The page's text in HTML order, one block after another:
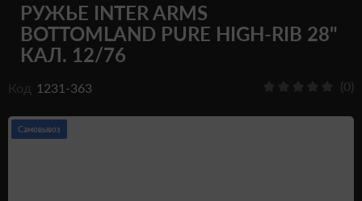
Пистолеты
Оптика
Релоадинг патронов
РУЖЬЕ INTER ARMS
BOTTOMLAND PURE HIGH-RIB 28"
КАЛ. 12/76
Код 1231-363 (0)
Самовывоз